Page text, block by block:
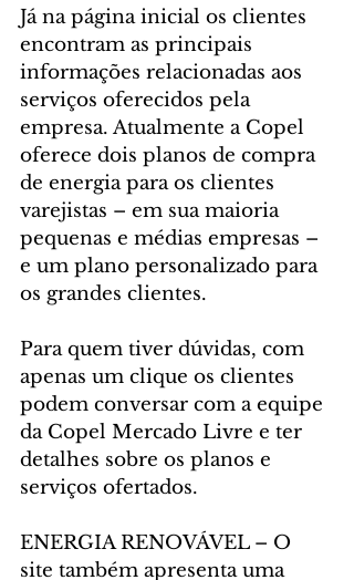
Já na página inicial os clientes
encontram as principais
informações relacionadas aos
serviços oferecidos pela
empresa. Atualmente a Copel
oferece dois planos de compra
de energia para os clientes
varejistas – em sua maioria
pequenas e médias empresas –
e um plano personalizado para
os grandes clientes.
Para quem tiver dúvidas, com
apenas um clique os clientes
podem conversar com a equipe
da Copel Mercado Livre e ter
detalhes sobre os planos e
serviços ofertados.
ENERGIA RENOVÁVEL – O
site também apresenta uma